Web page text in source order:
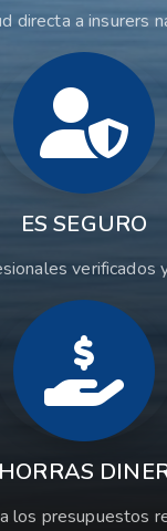
directa a insurers
ES SEGURO
verificados
los presupuestos